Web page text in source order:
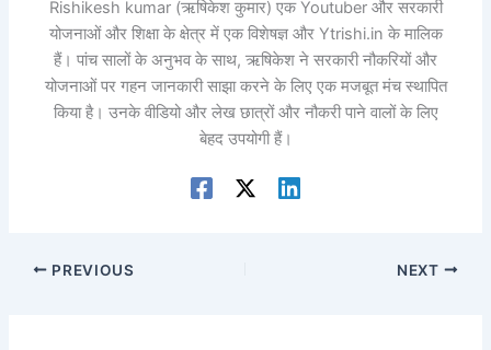
Rishikesh kumar (ऋषिकेश कुमार) एक Youtuber और सरकारी
योजनाओं और शिक्षा के क्षेत्र में एक विशेषज्ञ और Ytrishi.in के मालिक
हैं। पांच सालों के अनुभव के साथ, ऋषिकेश ने सरकारी नौकरियों और
योजनाओं पर गहन जानकारी साझा करने के लिए एक मजबूत मंच स्थापित
किया है। उनके वीडियो और लेख छात्रों और नौकरी पाने वालों के लिए
बेहद उपयोगी हैं।
PREVIOUS NEXT